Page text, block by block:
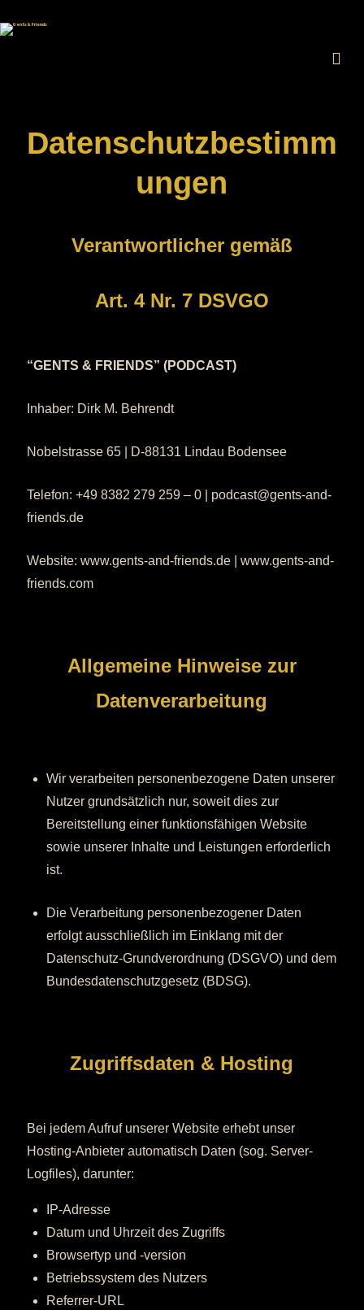
Datenschutzbestimm
ungen
Verantwortlicher gemäß
Art. 4 Nr. 7 DSVGO
“GENTS & FRIENDS” (PODCAST)
Inhaber: Dirk M. Behrendt
Nobelstrasse 65 | D-88131 Lindau Bodensee
Telefon: +49 8382 279 259 – 0 | podcast@gents-and-
friends.de
Website: www.gents-and-friends.de | www.gents-and-
friends.com
Allgemeine Hinweise zur
Datenverarbeitung
Wir verarbeiten personenbezogene Daten unserer
Nutzer grundsätzlich nur, soweit dies zur
Bereitstellung einer funktionsfähigen Website
sowie unserer Inhalte und Leistungen erforderlich
ist.
Die Verarbeitung personenbezogener Daten
erfolgt ausschließlich im Einklang mit der
Datenschutz-Grundverordnung (DSGVO) und dem
Bundesdatenschutzgesetz (BDSG).
Zugriffsdaten & Hosting
Bei jedem Aufruf unserer Website erhebt unser
Hosting-Anbieter automatisch Daten (sog. Server-
Logfiles), darunter:
IP-Adresse
Datum und Uhrzeit des Zugriffs
Browsertyp und -version
Betriebssystem des Nutzers
Referrer-URL